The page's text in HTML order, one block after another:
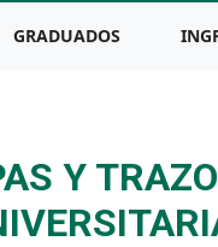
GRADUADOS
Y